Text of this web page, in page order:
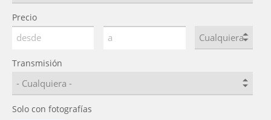
M80
Oley 0
Sirius S80
V2 0
Precio
Transmisión
Solo con fotografías